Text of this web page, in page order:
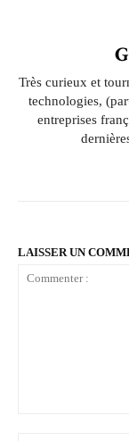
Très curieux et
technologies,
entreprises
LAISSER UN